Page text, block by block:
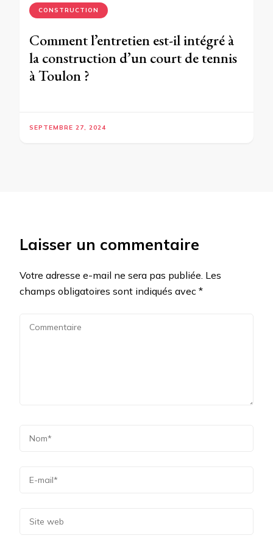
CONSTRUCTION
Comment l’entretien est-il intégré à
la construction d’un court de tennis
à Toulon ?
SEPTEMBRE 27, 2024
Laisser un commentaire
Votre adresse e-mail ne sera pas publiée. Les
champs obligatoires sont indiqués avec *